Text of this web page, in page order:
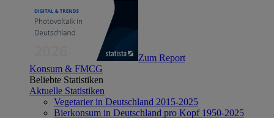
Zum Report
Konsum & FMCG
Beliebte Statistiken
Aktuelle Statistiken
Vegetarier in Deutschland 2015-2025
Bierkonsum in Deutschland pro Kopf 1950-2025